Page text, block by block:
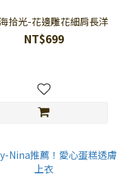
拾光-花邊雕花細肩長洋
NT$699